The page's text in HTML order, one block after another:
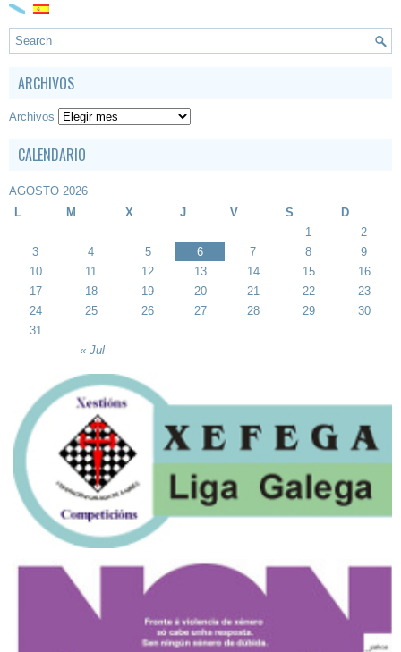
ARCHIVOS
Archivos
CALENDARIO
AGOSTO 2026
L
M X J V S D
« Jul
1
2
3
4 5 6 7 8
9
10
11 12 13 14 15
16
17
18 19 20 21 22
23
24
25 26 27 28 29
30
31